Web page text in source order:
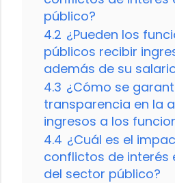
público?
4.2 ¿Pueden los
públicos recibir
además de su
4.3 ¿Cómo se
transparencia en la
ingresos a los
4.4 ¿Cuál es el
conflictos de interés
del sector público?